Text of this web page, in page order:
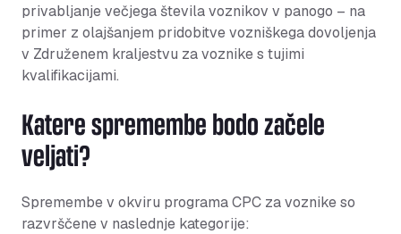
privabljanje večjega števila voznikov v panogo – na
primer z olajšanjem pridobitve vozniškega dovoljenja
v Združenem kraljestvu za voznike s tujimi
kvalifikacijami.
Katere spremembe bodo začele
veljati?
Spremembe v okviru programa CPC za voznike so
razvrščene v naslednje kategorije: